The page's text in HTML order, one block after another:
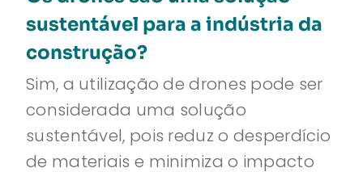
sustentável para a indústria da
construção?
Sim, a utilização de drones pode ser
considerada uma solução
sustentável, pois reduz o desperdício
de materiais e minimiza o impacto